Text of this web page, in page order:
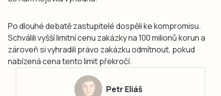
Po dlouhé debatě zastupitelé dospěli ke kompromisu.
Schválili vyšší limitní cenu zakázky na 100 milionů korun a
zároveň si vyhradili právo zakázku odmítnout, pokud
nabízená cena tento limit překročí.
Petr Eliáš